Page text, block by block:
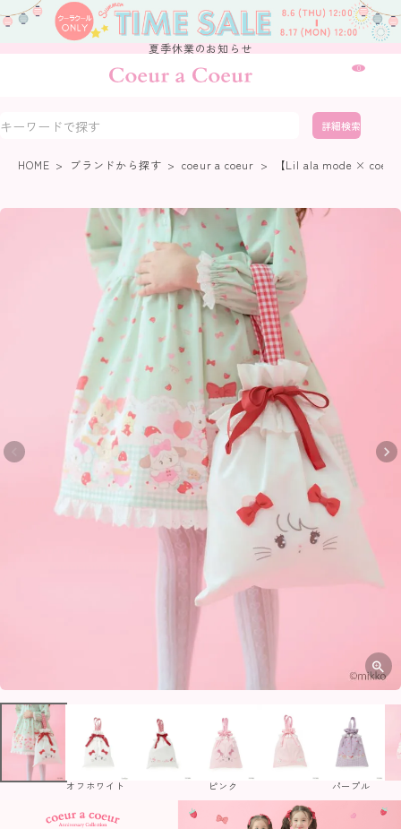
夏季休業のお知らせ
0
詳細検索
HOME ブランドから探す coeur a coeur 【Lil ala mode ×
オフホワイト ピンク パープル